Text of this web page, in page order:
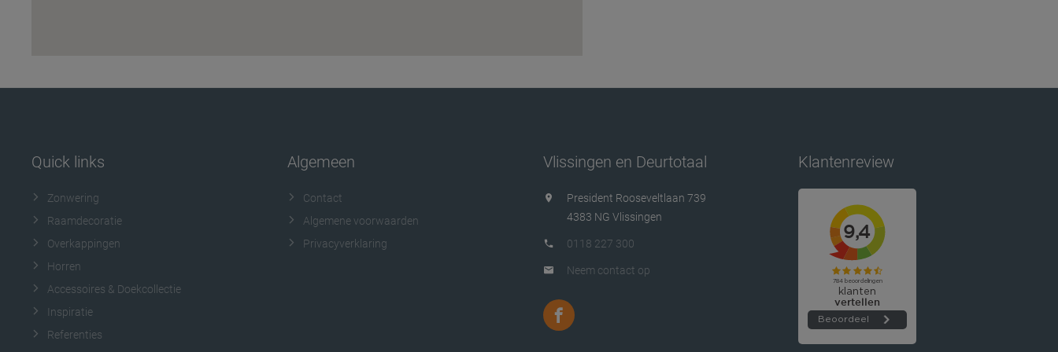
Quick links
Zonwering
Raamdecoratie
Overkappingen
Horren
Accessoires & Doekcollectie
Inspiratie
Referenties
Algemeen
Contact
Algemene voorwaarden
Privacyverklaring
Vlissingen en Deurtotaal
President Rooseveltlaan 739
4383 NG Vlissingen
0118 227 300
Neem contact op
Klantenreview